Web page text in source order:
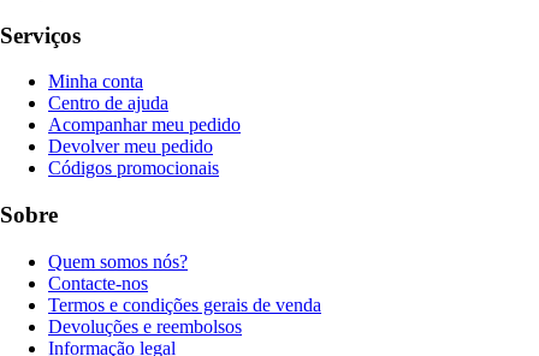
Serviços
Minha conta
Centro de ajuda
Acompanhar meu pedido
Devolver meu pedido
Códigos promocionais
Sobre
Quem somos nós?
Contacte-nos
Termos e condições gerais de venda
Devoluções e reembolsos
Informação legal